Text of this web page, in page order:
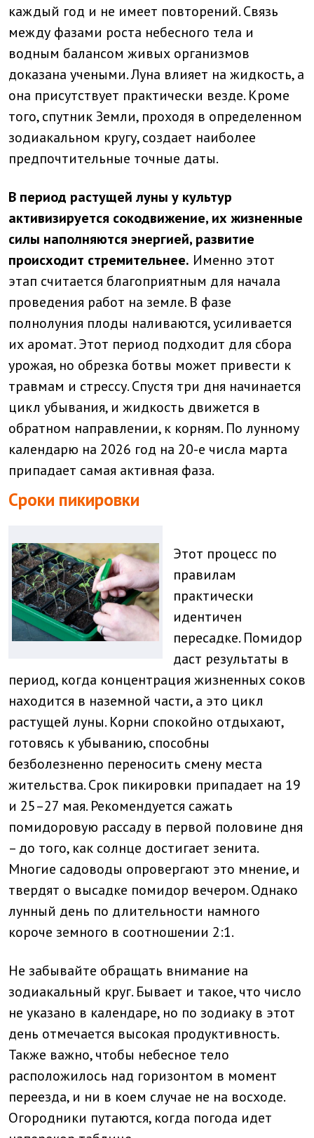
каждый год и не имеет повторений. Связь
между фазами роста небесного тела и
водным балансом живых организмов
доказана учеными. Луна влияет на жидкость, а
она присутствует практически везде. Кроме
того, спутник Земли, проходя в определенном
зодиакальном кругу, создает наиболее
предпочтительные точные даты.
В период растущей луны у культур
активизируется сокодвижение, их жизненные
силы наполняются энергией, развитие
происходит стремительнее. Именно этот
этап считается благоприятным для начала
проведения работ на земле. В фазе
полнолуния плоды наливаются, усиливается
их аромат. Этот период подходит для сбора
урожая, но обрезка ботвы может привести к
травмам и стрессу. Спустя три дня начинается
цикл убывания, и жидкость движется в
обратном направлении, к корням. По лунному
календарю на 2026 год на 20-е числа марта
припадает самая активная фаза.
Сроки пикировки
Этот процесс по
правилам
практически
идентичен
пересадке. Помидор
даст результаты в
период, когда концентрация жизненных соков
находится в наземной части, а это цикл
растущей луны. Корни спокойно отдыхают,
готовясь к убыванию, способны
безболезненно переносить смену места
жительства. Срок пикировки припадает на 19
и 25–27 мая. Рекомендуется сажать
помидоровую рассаду в первой половине дня
– до того, как солнце достигает зенита.
Многие садоводы опровергают это мнение, и
твердят о высадке помидор вечером. Однако
лунный день по длительности намного
короче земного в соотношении 2:1.
Не забывайте обращать внимание на
зодиакальный круг. Бывает и такое, что число
не указано в календаре, но по зодиаку в этот
день отмечается высокая продуктивность.
Также важно, чтобы небесное тело
расположилось над горизонтом в момент
переезда, и ни в коем случае не на восходе.
Огородники путаются, когда погода идет